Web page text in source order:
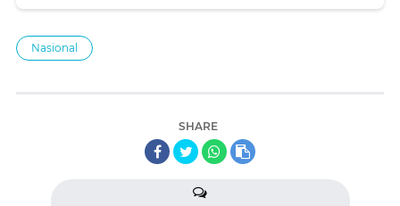
Nasional
SHARE